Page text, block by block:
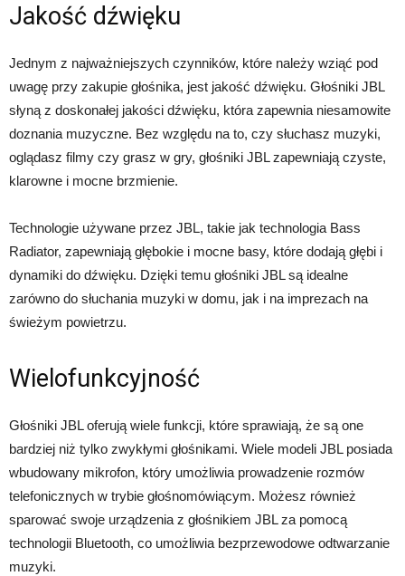
Jakość dźwięku
Jednym z najważniejszych czynników, które należy wziąć pod
uwagę przy zakupie głośnika, jest jakość dźwięku. Głośniki JBL
słyną z doskonałej jakości dźwięku, która zapewnia niesamowite
doznania muzyczne. Bez względu na to, czy słuchasz muzyki,
oglądasz filmy czy grasz w gry, głośniki JBL zapewniają czyste,
klarowne i mocne brzmienie.
Technologie używane przez JBL, takie jak technologia Bass
Radiator, zapewniają głębokie i mocne basy, które dodają głębi i
dynamiki do dźwięku. Dzięki temu głośniki JBL są idealne
zarówno do słuchania muzyki w domu, jak i na imprezach na
świeżym powietrzu.
Wielofunkcyjność
Głośniki JBL oferują wiele funkcji, które sprawiają, że są one
bardziej niż tylko zwykłymi głośnikami. Wiele modeli JBL posiada
wbudowany mikrofon, który umożliwia prowadzenie rozmów
telefonicznych w trybie głośnomówiącym. Możesz również
sparować swoje urządzenia z głośnikiem JBL za pomocą
technologii Bluetooth, co umożliwia bezprzewodowe odtwarzanie
muzyki.